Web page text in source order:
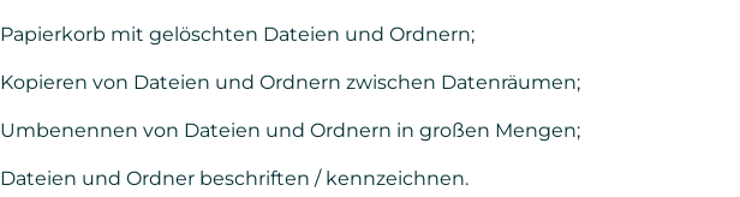
Papierkorb mit gelöschten Dateien und Ordnern;
Kopieren von Dateien und Ordnern zwischen Datenräumen;
Umbenennen von Dateien und Ordnern in großen Mengen;
Dateien und Ordner beschriften / kennzeichnen.